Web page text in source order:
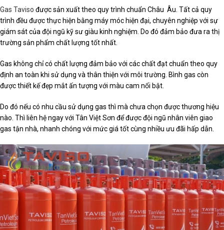
Gas Taviso được sản xuất theo quy trình chuẩn Châu Âu. Tất cả quy
trình đều được thực hiện bằng máy móc hiện đại, chuyên nghiệp với sự
giám sát của đội ngũ kỹ sư giàu kinh nghiệm. Do đó đảm bảo đưa ra thị
trường sản phẩm chất lượng tốt nhất.
Gas không chỉ có chất lượng đảm bảo với các chất đạt chuẩn theo quy
định an toàn khi sử dụng và thân thiện với môi trường. Bình gas còn
được thiết kế đẹp mắt ấn tượng với màu cam nổi bật.
Do đó nếu có nhu cầu sử dụng gas thì mà chưa chọn được thương hiệu
nào. Thì liên hệ ngay với Tân Việt Sơn để được đội ngũ nhân viên giao
gas tận nhà, nhanh chóng với mức giá tốt cùng nhiều ưu đãi hấp dẫn.